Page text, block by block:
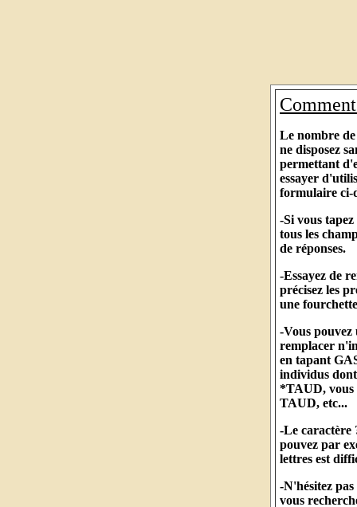
Le nombre de
ne disposez
permettant
essayer
formulaire ci-
-Si vous
tous les
de réponses.
-Essayez de
précisez les
une
-Vous
remplacer
en tapant
individus
*TAUD, vous
TAUD, etc...
-Le caractère
pouvez par
lettres est
-N'hésitez
vous